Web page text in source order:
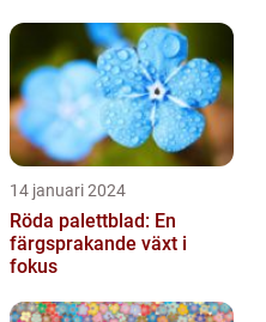
14 januari 2024
Röda palettblad: En
färgsprakande växt i
fokus